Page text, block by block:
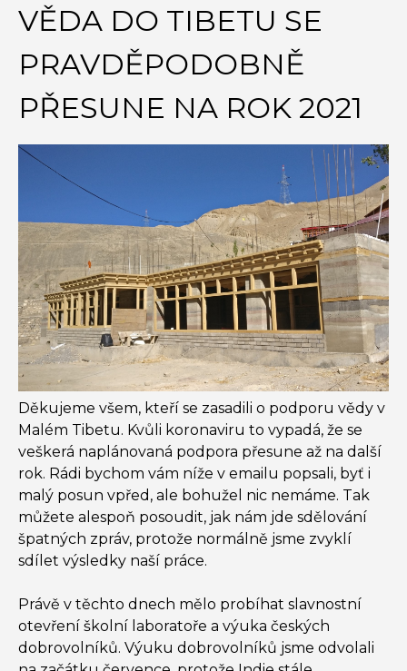
ARE
HERE
to
top
VĚDA DO TIBETU SE
PRAVDĚPODOBNĚ
PŘESUNE NA ROK 2021
Děkujeme všem, kteří se zasadili o podporu vědy v
Malém Tibetu. Kvůli koronaviru to vypadá, že se
veškerá naplánovaná podpora přesune až na další
rok. Rádi bychom vám níže v emailu popsali, byť i
malý posun vpřed, ale bohužel nic nemáme. Tak
můžete alespoň posoudit, jak nám jde sdělování
špatných zpráv, protože normálně jsme zvyklí
sdílet výsledky naší práce.
Právě v těchto dnech mělo probíhat slavnostní
otevření školní laboratoře a výuka českých
dobrovolníků. Výuku dobrovolníků jsme odvolali